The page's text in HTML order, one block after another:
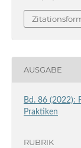
AUSGABE
Bd. 86 (2022):
Praktiken
RUBRIK